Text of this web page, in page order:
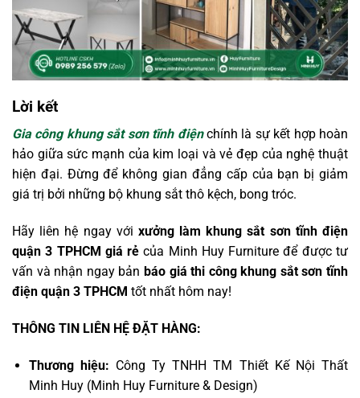
Lời kết
Gia công khung sắt sơn tĩnh điệnchính là sự kết hợp hoàn
hảo giữa sức mạnh của kim loại và vẻ đẹp của nghệ thuật
hiện đại. Đừng để không gian đẳng cấp của bạn bị giảm
giá trị bởi những bộ khung sắt thô kệch, bong tróc.
Hãy liên hệ ngay với xưởng làm khung sắt sơn tĩnh điện
quận 3 TPHCM giá rẻ của Minh Huy Furniture để được tư
vấn và nhận ngay bản báo giá thi công khung sắt sơn tĩnh
điện quận 3 TPHCM tốt nhất hôm nay!
THÔNG TIN LIÊN HỆ ĐẶT HÀNG:
Thương hiệu: Công Ty TNHH TM Thiết Kế Nội Thất
Minh Huy (Minh Huy Furniture & Design)